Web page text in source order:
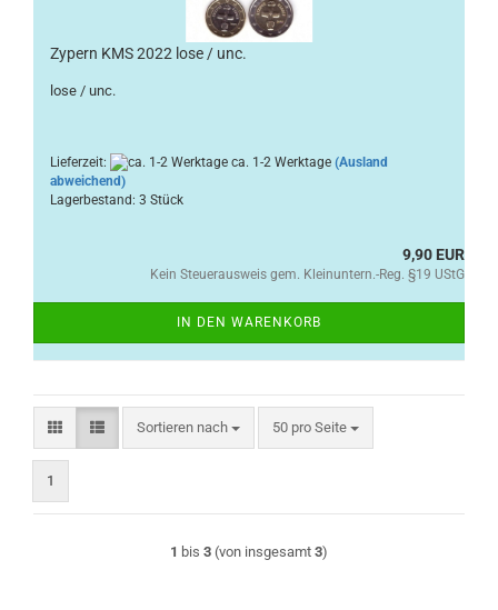
Zypern KMS 2022 lose / unc.
lose / unc.
Lieferzeit: ca. 1-2 Werktage (Ausland
abweichend)
Lagerbestand: 3 Stück
9,90 EUR
Kein Steuerausweis gem. Kleinuntern.-Reg. §19 UStG
IN DEN WARENKORB
Sortieren nach
Sortieren nach 50 pro Seite
pro Seite
1
1 bis 3 (von insgesamt 3)